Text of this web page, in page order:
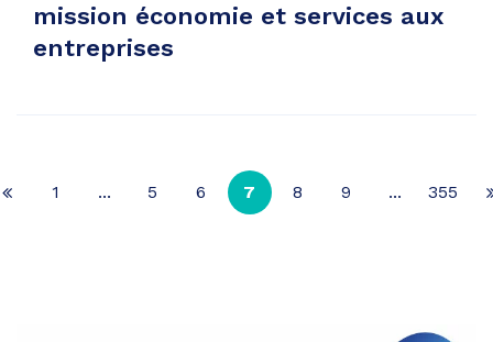
mission économie et services aux
entreprises
Page
1 ... 5 6 7 8 9 ... 355